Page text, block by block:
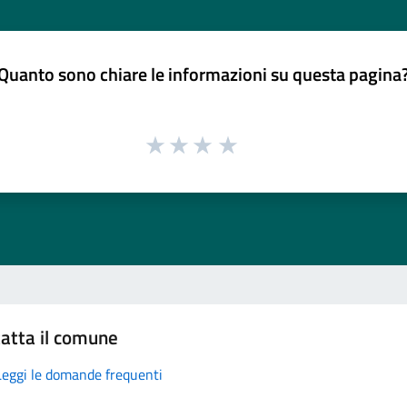
sono chiare le informazioni su questa
il comune
le domande frequenti